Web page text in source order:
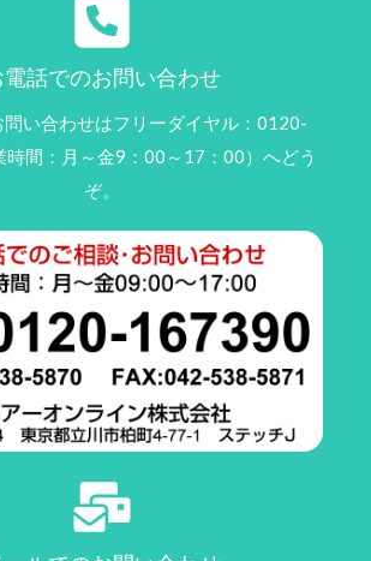
電話でのお問い合わせ
問い合わせはフリーダイヤル：0120-
間：月～金9：00～17：00）へどう
ぞ。